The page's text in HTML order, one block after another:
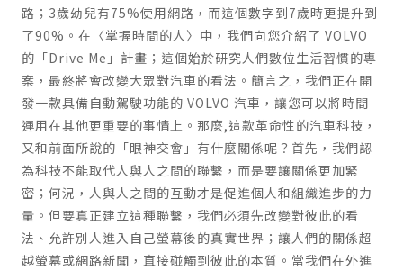
路；3歲幼兒有75%使用網路，而這個數字到7歲時更提升到
了90%。在〈掌握時間的人〉中，我們向您介紹了 VOLVO
的「Drive Me」計畫；這個始於研究人們數位生活習慣的專
案，最終將會改變大眾對汽車的看法。簡言之，我們正在開
發一款具備自動駕駛功能的 VOLVO 汽車，讓您可以將時間
運用在其他更重要的事情上。那麼,這款革命性的汽車科技，
又和前面所說的「眼神交會」有什麼關係呢？首先，我們認
為科技不能取代人與人之間的聯繫，而是要讓關係更加緊
密；何況，人與人之間的互動才是促進個人和組織進步的力
量。但要真正建立這種聯繫，我們必須先改變對彼此的看
法、允許別人進入自己螢幕後的真實世界；讓人們的關係超
越螢幕或網路新聞，直接碰觸到彼此的本質。當我們在外進